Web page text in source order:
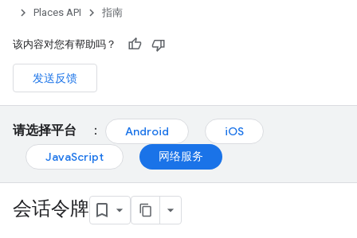
Places API
指南
该内容对您有帮助吗？
发送反馈
请选择平台 ： Android
iOS
JavaScript
网络服务
会话令牌